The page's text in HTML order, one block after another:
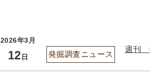
2026年3月
12 日 発掘調査ニュース
週刊